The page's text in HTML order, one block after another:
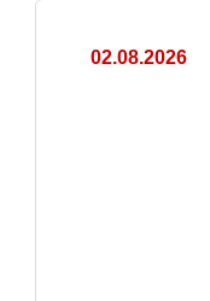
02.08.2026